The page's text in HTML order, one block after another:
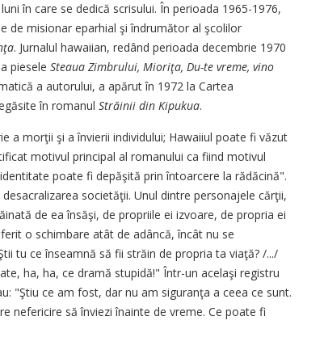
în care se dedică scrisului. În perioada 1965-1976,
de misionar eparhial şi îndrumător al şcolilor
. Jurnalul hawaiian, redând perioada decembrie 1970
piesele Steaua Zimbrului, Mioriţa, Du-te vreme, vino
a autorului, a apărut în 1972 la Cartea
în romanul Străinii din Kipukua.
a morţii şi a învierii individului; Hawaiiul poate fi văzut
motivul principal al romanului ca fiind motivul
poate fi depăşită prin întoarcere la rădăcină".
societăţii. Unul dintre personajele cărţii,
de ea însăşi, de propriile ei izvoare, de propria ei
o schimbare atât de adâncă, încât nu se
tu ce înseamnă să fii străin de propria ta viaţă? /.../
ha, ha, ce dramă stupidă!" Într-un acelaşi registru
"Ştiu ce am fost, dar nu am siguranţa a ceea ce sunt.
nefericire să înviezi înainte de vreme. Ce poate fi